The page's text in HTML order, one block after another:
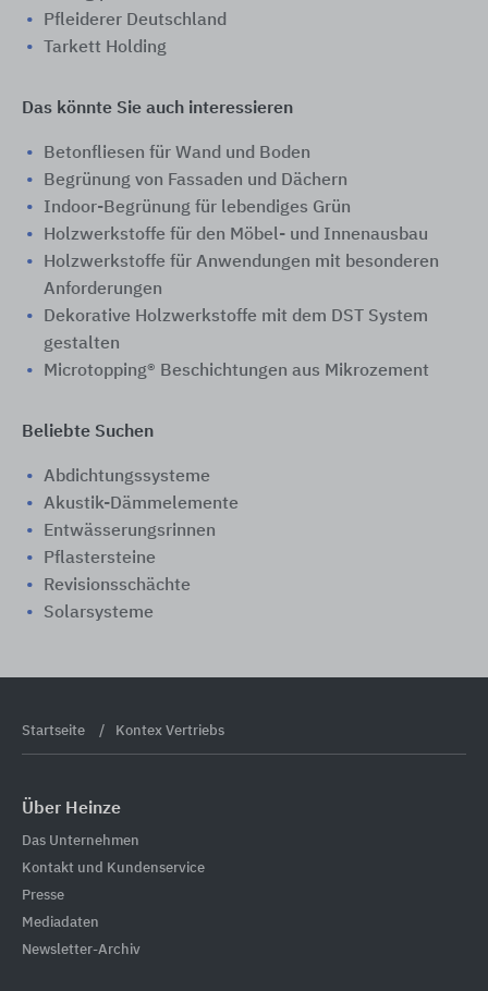
Pfleiderer Deutschland
Tarkett Holding
Das könnte Sie auch interessieren
Betonfliesen für Wand und Boden
Begrünung von Fassaden und Dächern
Indoor-Begrünung für lebendiges Grün
Holzwerkstoffe für den Möbel- und Innenausbau
Holzwerkstoffe für Anwendungen mit besonderen
Anforderungen
Dekorative Holzwerkstoffe mit dem DST System
gestalten
Microtopping® Beschichtungen aus Mikrozement
Beliebte Suchen
Abdichtungssysteme
Akustik-Dämmelemente
Entwässerungsrinnen
Pflastersteine
Revisionsschächte
Solarsysteme
Startseite Kontex Vertriebs
Über Heinze
Das Unternehmen
Kontakt und Kundenservice
Presse
Mediadaten
Newsletter-Archiv